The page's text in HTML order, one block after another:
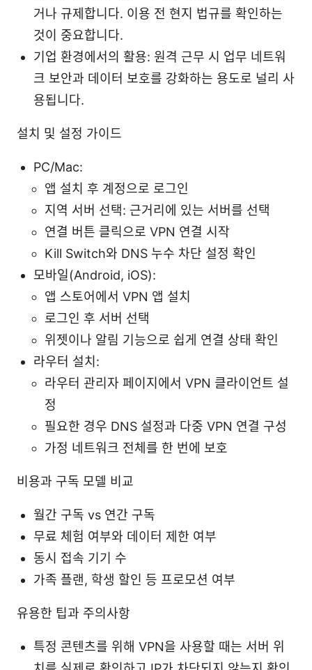
거나 규제합니다. 이용 전 현지 법규를 확인하는
것이 중요합니다.
기업 환경에서의 활용: 원격 근무 시 업무 네트워
크 보안과 데이터 보호를 강화하는 용도로 널리 사
용됩니다.
설치 및 설정 가이드
PC/Mac:
앱 설치 후 계정으로 로그인
지역 서버 선택: 근거리에 있는 서버를 선택
연결 버튼 클릭으로 VPN 연결 시작
Kill Switch와 DNS 누수 차단 설정 확인
모바일(Android, iOS):
앱 스토어에서 VPN 앱 설치
로그인 후 서버 선택
위젯이나 알림 기능으로 쉽게 연결 상태 확인
라우터 설치:
라우터 관리자 페이지에서 VPN 클라이언트 설
정
필요한 경우 DNS 설정과 다중 VPN 연결 구성
가정 네트워크 전체를 한 번에 보호
비용과 구독 모델 비교
월간 구독 vs 연간 구독
무료 체험 여부와 데이터 제한 여부
동시 접속 기기 수
가족 플랜, 학생 할인 등 프로모션 여부
유용한 팁과 주의사항
특정 콘텐츠를 위해 VPN을 사용할 때는 서버 위